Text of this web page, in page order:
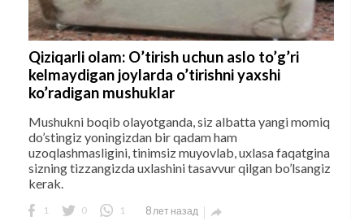
Qiziqarli olam: O’tirish uchun aslo to’g’ri
kelmaydigan joylarda o’tirishni yaxshi
ko’radigan mushuklar
Mushukni boqib olayotganda, siz albatta yangi momiq
do’stingiz yoningizdan bir qadam ham
uzoqlashmasligini, tinimsiz muyovlab, uxlasa faqatgina
sizning tizzangizda uxlashini tasavvur qilgan bo’lsangiz
kerak.
1 0 1 8 лет назад 